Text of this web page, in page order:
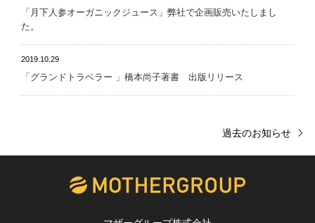
「月下人参オーガニックジュース」弊社で企画販売いたしまし
た。
2019.10.29
「グランドトラベラー 」橋本尚子著書 出版リリース
過去のお知らせ